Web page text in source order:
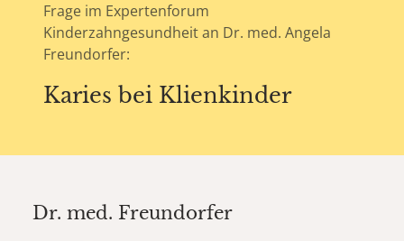
Frage im Expertenforum
Kinderzahngesundheit an Dr. med. Angela
Freundorfer:
Karies bei Klienkinder
Dr. med. Freundorfer